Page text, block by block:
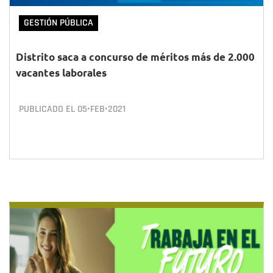
GESTIÓN PÚBLICA
Distrito saca a concurso de méritos más de 2.000
vacantes laborales
PUBLICADO EL 05•FEB•2021